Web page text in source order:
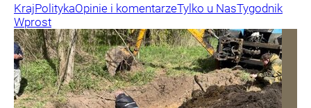
KrajPolitykaOpinie i komentarzeTylko u NasTygodnik
Wprost